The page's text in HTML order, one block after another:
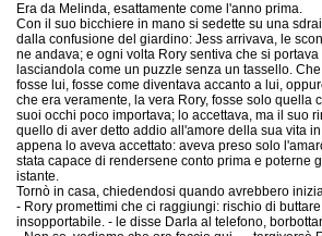
Era da Melinda, esattamente come l'anno prima.
Con il suo bicchiere in mano si sedette su una
dalla confusione del giardino: Jess arrivava, le
ne andava; e ogni volta Rory sentiva che si portava
lasciandola come un puzzle senza un tassello.
fosse lui, fosse come diventava accanto a lui,
che era veramente, la vera Rory, fosse solo quella
suoi occhi poco importava; lo accettava, ma il suo
quello di aver detto addio all'amore della sua vita
appena lo aveva accettato: aveva preso solo
stata capace di rendersene conto prima e poterne
istante.
Tornò in casa, chiedendosi quando avrebbero
- Rory promettimi che ci raggiungi: rischio di
insopportabile. - le disse Darla al telefono,